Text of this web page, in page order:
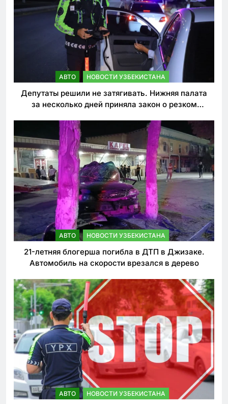
АВТО НОВОСТИ УЗБЕКИСТАНА
Депутаты решили не затягивать. Нижняя палата
за несколько дней приняла закон о резком
АВТО НОВОСТИ УЗБЕКИСТАНА
21-летняя блогерша погибла в ДТП в Джизаке.
Автомобиль на скорости врезался в дерево
АВТО НОВОСТИ УЗБЕКИСТАНА